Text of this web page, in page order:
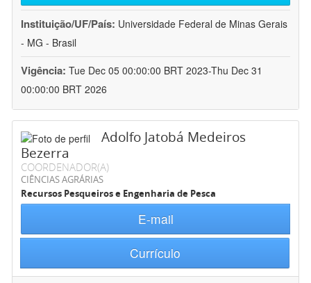
Instituição/UF/País: Universidade Federal de Minas Gerais
- MG - Brasil
Vigência: Tue Dec 05 00:00:00 BRT 2023-Thu Dec 31
00:00:00 BRT 2026
Adolfo Jatobá Medeiros
Bezerra
COORDENADOR(A)
CIÊNCIAS AGRÁRIAS
Recursos Pesqueiros e Engenharia de Pesca
E-mail
Currículo